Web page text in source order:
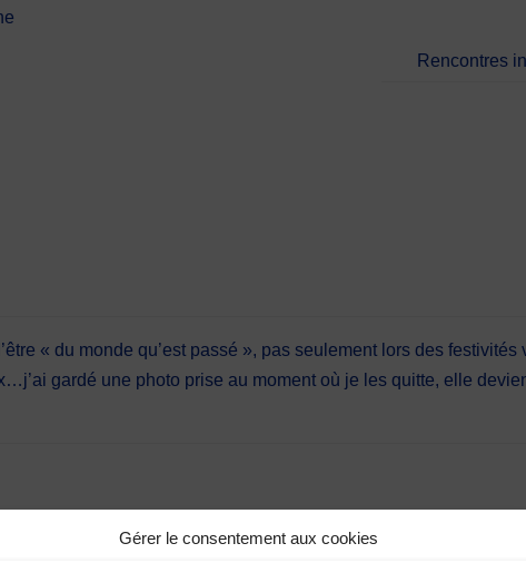
Gérer le consentement aux cookies
Rencontres
« du monde qu’est passé », pas seulement lors des
gardé une photo prise au moment où je les quitte, elle